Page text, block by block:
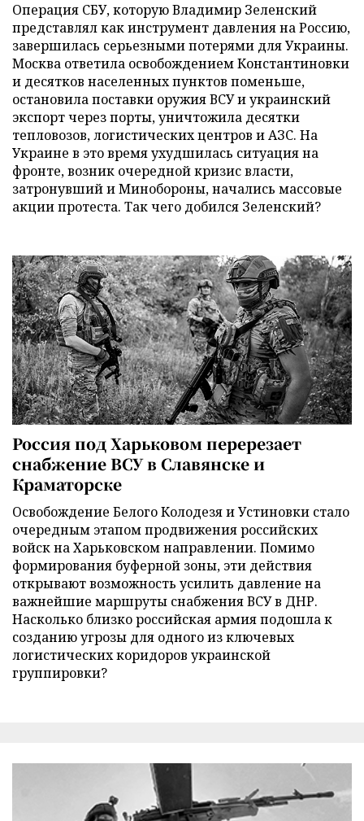
Операция СБУ, которую Владимир Зеленский
представлял как инструмент давления на Россию,
завершилась серьезными потерями для Украины.
Москва ответила освобождением Константиновки
и десятков населенных пунктов поменьше,
остановила поставки оружия ВСУ и украинский
экспорт через порты, уничтожила десятки
тепловозов, логистических центров и АЗС. На
Украине в это время ухудшилась ситуация на
фронте, возник очередной кризис власти,
затронувший и Минобороны, начались массовые
акции протеста. Так чего добился Зеленский?
Россия под Харьковом перерезает
снабжение ВСУ в Славянске и
Краматорске
Освобождение Белого Колодезя и Устиновки стало
очередным этапом продвижения российских
войск на Харьковском направлении. Помимо
формирования буферной зоны, эти действия
открывают возможность усилить давление на
важнейшие маршруты снабжения ВСУ в ДНР.
Насколько близко российская армия подошла к
созданию угрозы для одного из ключевых
логистических коридоров украинской
группировки?